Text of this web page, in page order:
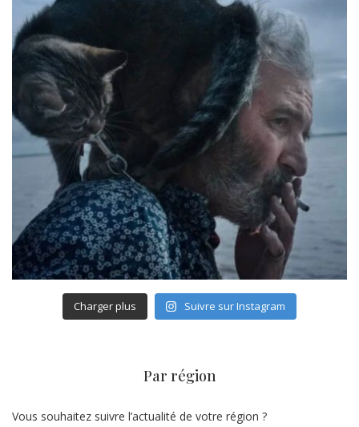
Charger plus Suivre sur Instagram
Par région
Vous souhaitez suivre l’actualité de votre région ?